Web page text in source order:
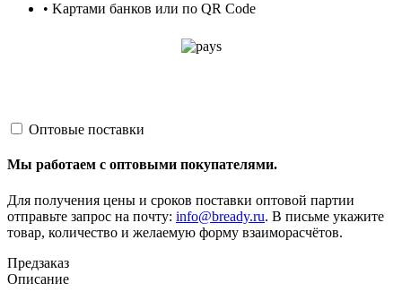
• Kартами банков или по QR Code
Оптовые поставки
Мы работаем с оптовыми покупателями.
Для получения цены и сроков поставки оптовой партии
отправьте запрос на почту: info@bready.ru. В письме укажите
товар, количество и желаемую форму взаиморасчётов.
Предзаказ
Описание